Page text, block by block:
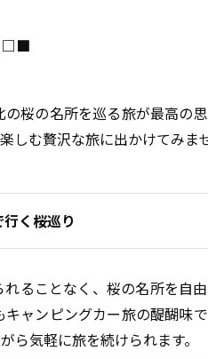
□■
桜の名所を巡る旅が最高の
しむ贅沢な旅に出かけてみま
く桜巡り
ることなく、桜の名所を自
ャンピングカー旅の醍醐味
ら気軽に旅を続けられます。